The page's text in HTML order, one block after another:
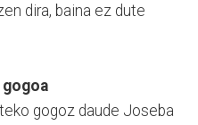
dira, baina ez dute
gogoz daude Joseba